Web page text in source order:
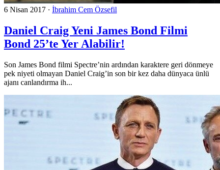
6 Nisan 2017 · İbrahim Cem Özsefil
Daniel Craig Yeni James Bond Filmi
Bond 25’te Yer Alabilir!
Son James Bond filmi Spectre’nin ardından karaktere geri dönmeye
pek niyeti olmayan Daniel Craig’in son bir kez daha dünyaca ünlü
ajanı canlandırma ih...